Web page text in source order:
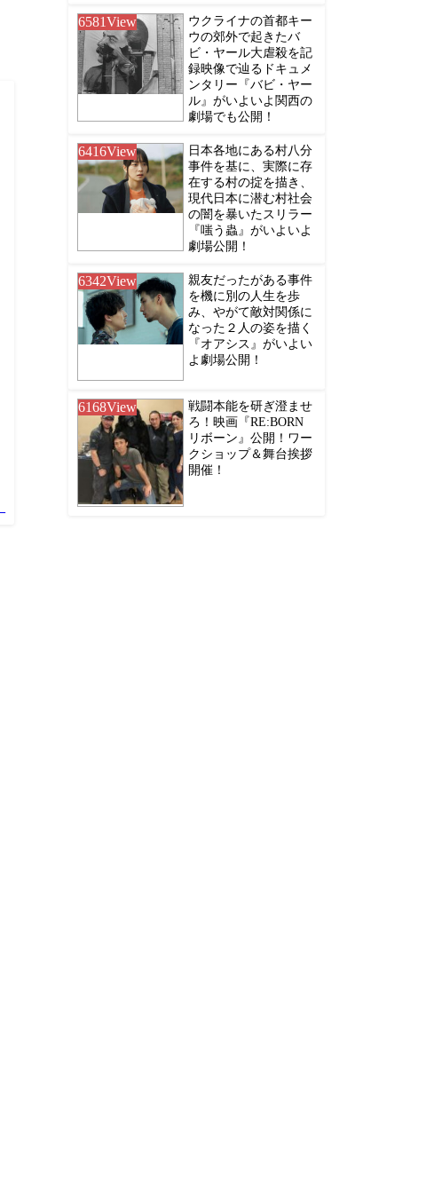
6581View
ウクライナの首都キー
ウの郊外で起きたバ
ビ・ヤール大虐殺を記
録映像で辿るドキュメ
ンタリー『バビ・ヤー
ル』がいよいよ関西の
劇場でも公開！
6416View
日本各地にある村八分
事件を基に、実際に存
在する村の掟を描き、
現代日本に潜む村社会
の闇を暴いたスリラー
『嗤う蟲』がいよいよ
劇場公開！
6342View
親友だったがある事件
を機に別の人生を歩
み、やがて敵対関係に
なった２人の姿を描く
『オアシス』がいよい
よ劇場公開！
6168View
戦闘本能を研ぎ澄ませ
ろ！映画『RE:BORN
リボーン』公開！ワー
クショップ＆舞台挨拶
開催！